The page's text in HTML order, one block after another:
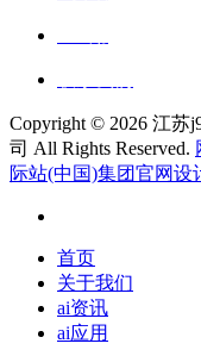
Copyright © 2026 江苏
司 All Rights Reserved.
际站(中国)集团官网设
首页
关于我们
ai资讯
ai应用